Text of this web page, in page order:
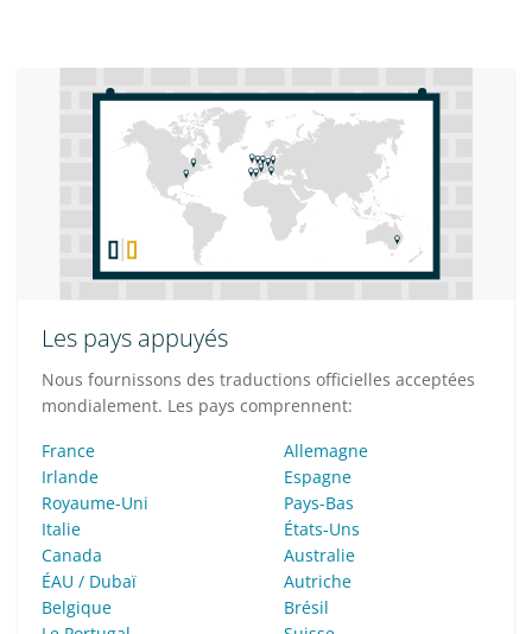
Les pays appuyés
Nous fournissons des traductions officielles acceptées
mondialement. Les pays comprennent:
France
Allemagne
Irlande
Espagne
Royaume-Uni
Pays-Bas
Italie
États-Uns
Canada
Australie
ÉAU / Dubaï
Autriche
Belgique
Brésil